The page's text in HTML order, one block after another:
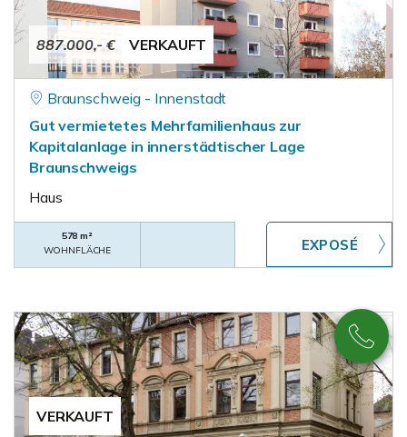
887.000,- € VERKAUFT
Braunschweig - Innenstadt
Gut vermietetes Mehrfamilienhaus zur
Kapitalanlage in innerstädtischer Lage
Braunschweigs
Haus
578 m²
WOHNFLÄCHE
VERKAUFT